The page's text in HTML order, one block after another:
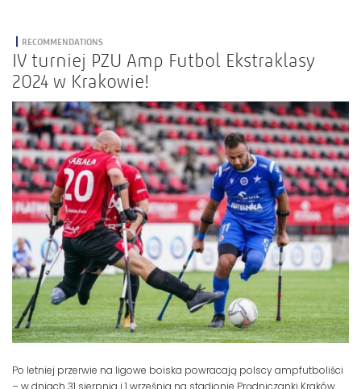
RECOMMENDATIONS
IV turniej PZU Amp Futbol Ekstraklasy
2024 w Krakowie!
Po letniej przerwie na ligowe boiska powracają polscy ampfutboliści
– w dniach 31 sierpnia i 1 września na stadionie Prądniczanki Kraków...